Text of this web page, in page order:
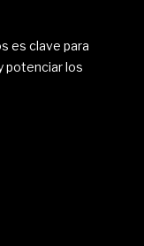
es clave para
potenciar los